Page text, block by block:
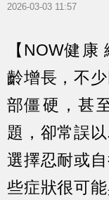
2026-03-03 11:57
【NOW健
齡增長，不
部僵硬，甚
題，卻常誤
選擇忍耐或
些症狀很可